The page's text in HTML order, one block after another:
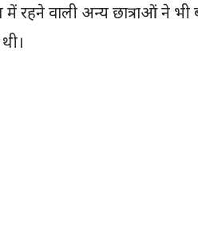
में रहने वाली अन्य छात्राओं ने